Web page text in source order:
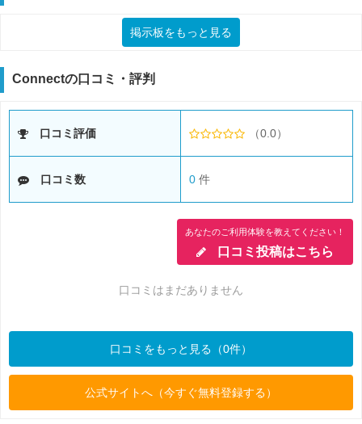
掲示板をもっと見る
Connectの口コミ・評判
口コミ評価 （0.0）
口コミ数 0 件
あなたのご利用体験を教えてください！
口コミ投稿はこちら
口コミはまだありません
口コミをもっと見る（0件）
公式サイトへ（今すぐ無料登録する）